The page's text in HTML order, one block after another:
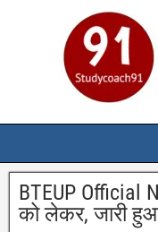
BTEUP Official
को लेकर, जारी